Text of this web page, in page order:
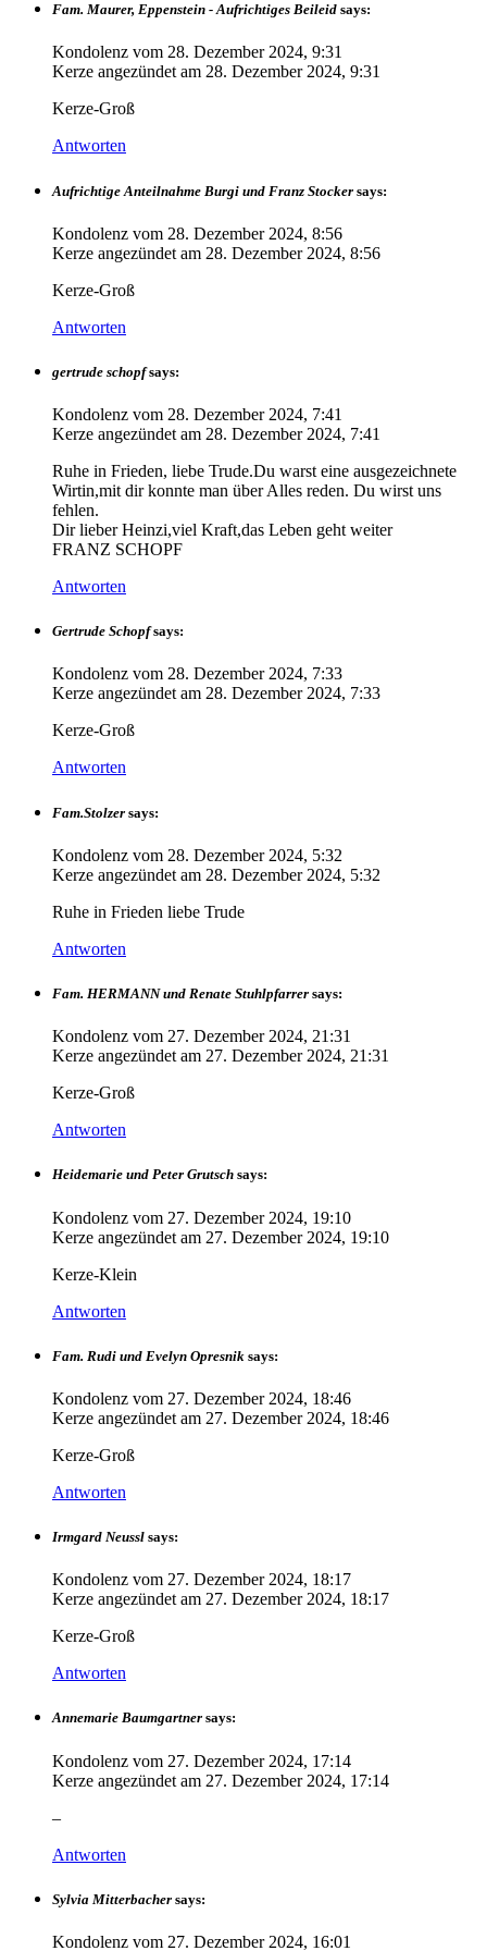
Fam. Maurer, Eppenstein - Aufrichtiges Beileid says:
Kondolenz vom 28. Dezember 2024, 9:31
Kerze angezündet am 28. Dezember 2024, 9:31
Kerze-Groß
Antworten
Aufrichtige Anteilnahme Burgi und Franz Stocker says:
Kondolenz vom 28. Dezember 2024, 8:56
Kerze angezündet am 28. Dezember 2024, 8:56
Kerze-Groß
Antworten
gertrude schopf says:
Kondolenz vom 28. Dezember 2024, 7:41
Kerze angezündet am 28. Dezember 2024, 7:41
Ruhe in Frieden, liebe Trude.Du warst eine ausgezeichnete
Wirtin,mit dir konnte man über Alles reden. Du wirst uns
fehlen.
Dir lieber Heinzi,viel Kraft,das Leben geht weiter
FRANZ SCHOPF
Antworten
Gertrude Schopf says:
Kondolenz vom 28. Dezember 2024, 7:33
Kerze angezündet am 28. Dezember 2024, 7:33
Kerze-Groß
Antworten
Fam.Stolzer says:
Kondolenz vom 28. Dezember 2024, 5:32
Kerze angezündet am 28. Dezember 2024, 5:32
Ruhe in Frieden liebe Trude
Antworten
Fam. HERMANN und Renate Stuhlpfarrer says:
Kondolenz vom 27. Dezember 2024, 21:31
Kerze angezündet am 27. Dezember 2024, 21:31
Kerze-Groß
Antworten
Heidemarie und Peter Grutsch says:
Kondolenz vom 27. Dezember 2024, 19:10
Kerze angezündet am 27. Dezember 2024, 19:10
Kerze-Klein
Antworten
Fam. Rudi und Evelyn Opresnik says:
Kondolenz vom 27. Dezember 2024, 18:46
Kerze angezündet am 27. Dezember 2024, 18:46
Kerze-Groß
Antworten
Irmgard Neussl says:
Kondolenz vom 27. Dezember 2024, 18:17
Kerze angezündet am 27. Dezember 2024, 18:17
Kerze-Groß
Antworten
Annemarie Baumgartner says:
Kondolenz vom 27. Dezember 2024, 17:14
Kerze angezündet am 27. Dezember 2024, 17:14
–
Antworten
Sylvia Mitterbacher says:
Kondolenz vom 27. Dezember 2024, 16:01